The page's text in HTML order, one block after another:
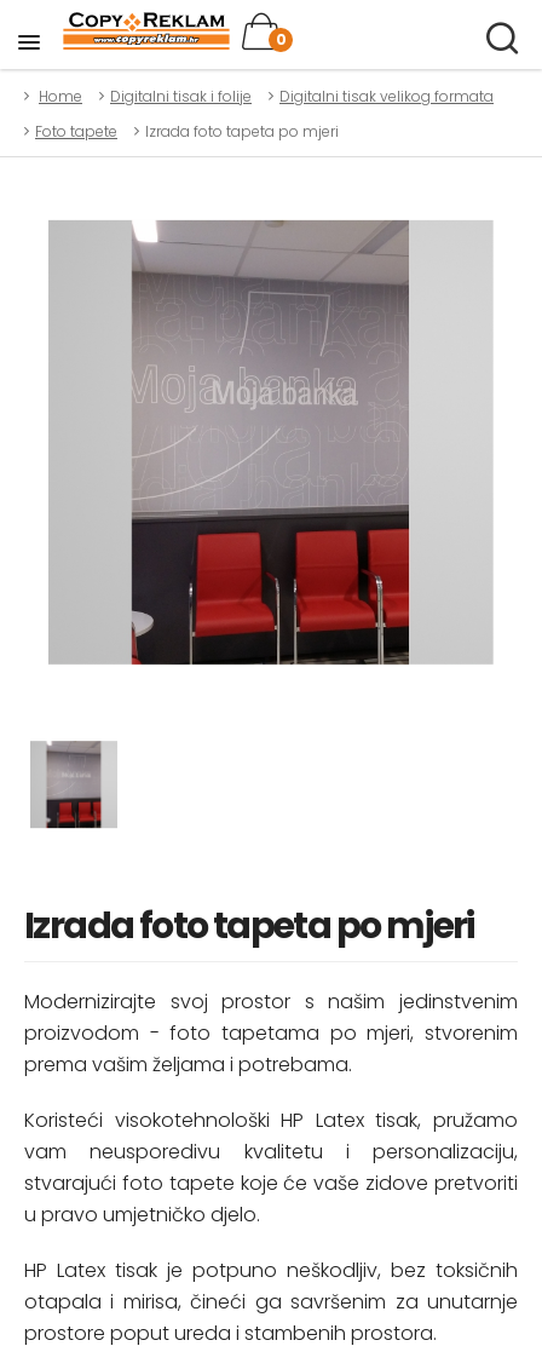
0
Home Digitalni tisak i folije
Digitalni tisak velikog formata
Foto tapete
Izrada foto tapeta po mjeri
Izrada foto tapeta po mjeri
Modernizirajte svoj prostor s našim jedinstvenim
proizvodom - foto tapetama po mjeri, stvorenim
prema vašim željama i potrebama.
Koristeći visokotehnološki HP Latex tisak, pružamo
vam neusporedivu kvalitetu i personalizaciju,
stvarajući foto tapete koje će vaše zidove pretvoriti
u pravo umjetničko djelo.
HP Latex tisak je potpuno neškodljiv, bez toksičnih
otapala i mirisa, čineći ga savršenim za unutarnje
prostore poput ureda i stambenih prostora.